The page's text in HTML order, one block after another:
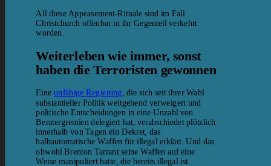
All diese Appeasement-Rituale sind im Fall
Christchurch offenbar in ihr Gegenteil verkehrt
worden.
Weiterleben wie immer, sonst
haben die Terroristen gewonnen
Eineunfähige Regierung , die sich seit ihrer Wahl
substantieller Politik weitgehend verweigert und
politische Entscheidungen in eine Unzahl von
Beratergremien delegiert hat, verabschiedet plötzlich
innerhalb von Tagen ein Dekret, das
halbautomatische Waffen für illegal erklärt. Und das
obwohl Brenton Tarrant seine Waffen auf eine
Weise manipuliert hatte, die bereits illegal ist.